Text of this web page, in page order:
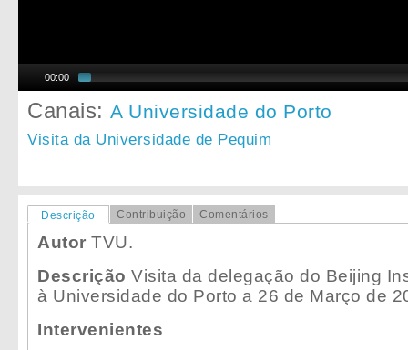
00:00
Canais: A Universidade do Porto
Visita da Universidade de Pequim
Descrição Contribuição Comentários
Autor TVU.
Descrição Visita da delegação do Beijing
à Universidade do Porto a 26 de Março de
Intervenientes